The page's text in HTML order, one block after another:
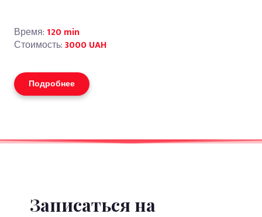
Время:120 min
Стоимость:3000 UAH
Подробнее
Записаться на